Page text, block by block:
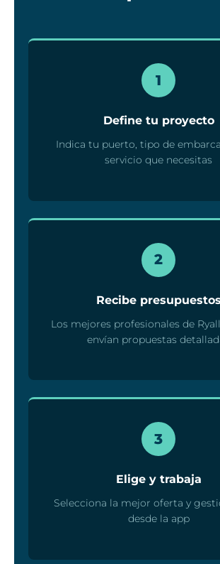
1
Define tu proyecto
Indica tu puerto, tipo de
servicio que necesitas
2
Recibe presupuestos
Los mejores profesionales de
envían propuestas
3
Elige y trabaja
Selecciona la mejor oferta y
desde la app